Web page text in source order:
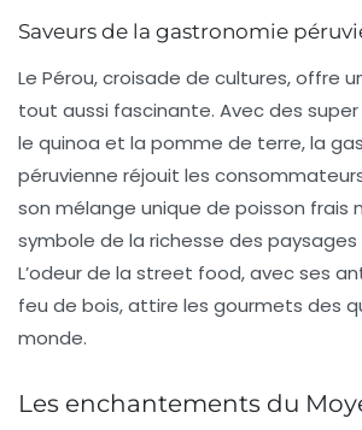
Saveurs de la gastronomie
Le Pérou, croisade de cultures, offre
tout aussi fascinante. Avec des
le quinoa et la pomme de terre, la
péruvienne réjouit les
son mélange unique de poisson frais
symbole de la richesse des
L’odeur de la street food, avec ses
feu de bois, attire les gourmets des
monde.
Les enchantements du